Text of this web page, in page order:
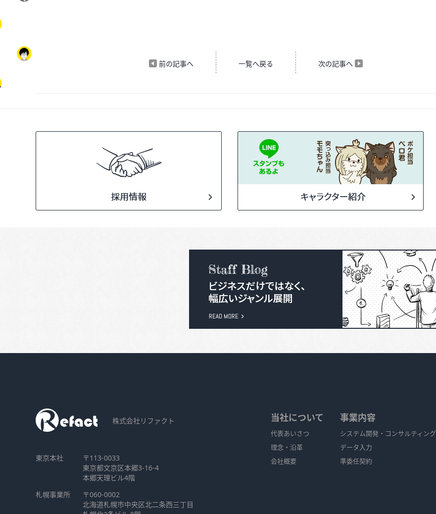
前の記事へ 一覧へ戻る 次の記事へ
株式会社リファクト
東京本社
〒113-0033
東京都文京区本郷3-16-4
本郷天理ビル4階
札幌事業所
〒060-0002
北海道札幌市中央区北二条西三丁目
当社について
代表あいさつ
理念・沿革
会社概要
事業内容
システム開発・コンサルティング
データ入力
準委任契約